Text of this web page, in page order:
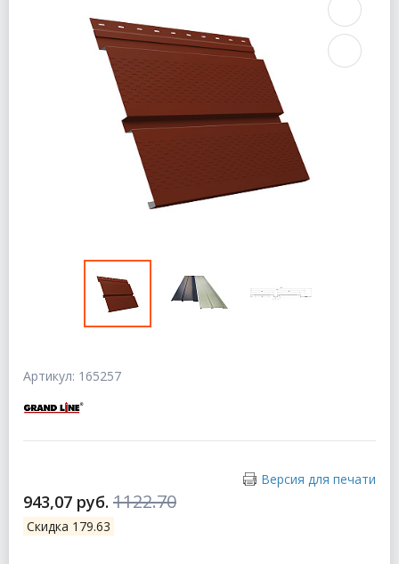
Артикул: 165257
Версия для печати
943,07 руб. 1122.70
Скидка 179.63